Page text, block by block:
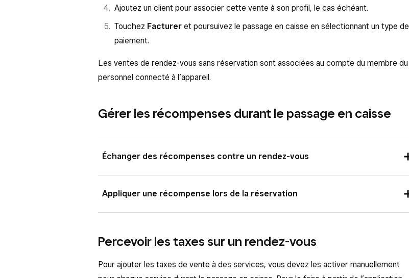
Traitez la carte du client ou le mode de paiement souhaité pour terminer la
Ajoutez un client pour associer cette vente à son profil, le cas échéant.
Touchez Facturer et poursuivez le passage en caisse en sélectionnant un type de
paiement.
Les ventes de rendez-vous sans réservation sont associées au compte du membre du
personnel connecté à l’appareil.
Gérer les récompenses durant le passage en caisse
Échanger des récompenses contre un rendez-vous
partir de l’application Solution PDV Rendez-vous Square :
Échanger des récompenses
Appliquer une récompense lors de la réservation
partir de l’application Solution PDV Rendez-vous Square :
Percevoir les taxes sur un rendez-vous
Pour ajouter les taxes de vente à des services, vous devez les activer manuellement